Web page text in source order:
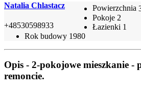
Natalia Chlastacz
+48530598933
Powierzchnia
Pokoje 2
Łazienki 1
Rok budowy 1980
Opis - 2-pokojowe mieszkanie -
remoncie.